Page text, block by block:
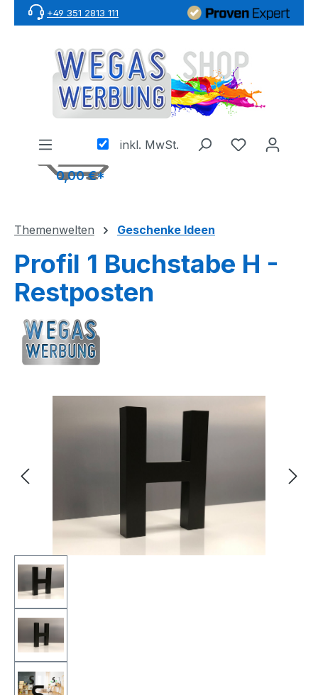
Zum Hauptinhalt springen
+49 351 2813 111
inkl. MwSt.
0,00 €*
Themenwelten Geschenke Ideen
Profil 1 Buchstabe H -
Restposten
Bildergalerie überspringen